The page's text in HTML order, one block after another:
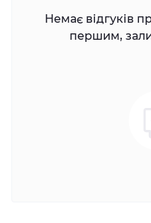
Немає відгуків
першим,